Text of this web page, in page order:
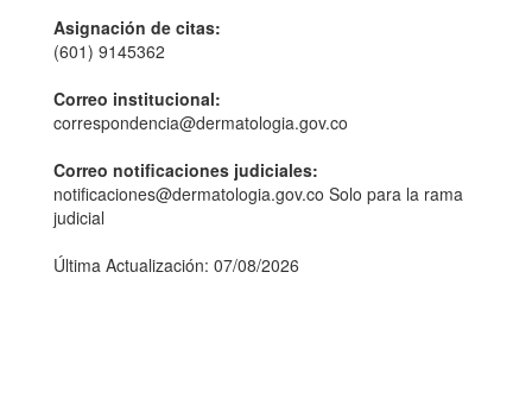
Asignación de citas:
(601) 9145362
Correo institucional:
correspondencia@dermatologia.gov.co
Correo notificaciones judiciales:
notificaciones@dermatologia.gov.co Solo para la rama
judicial
Última Actualización: 07/08/2026